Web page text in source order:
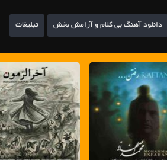
دانلود آهنگ بی کلام و آرامش بخش تبلیغات